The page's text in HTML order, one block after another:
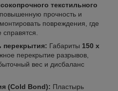
текстильного
повышенную прочность и
повреждения, где
перекрытия: Габариты 150 х
перекрытие разрывов,
вес и дисбаланс
(Cold Bond): Пластырь